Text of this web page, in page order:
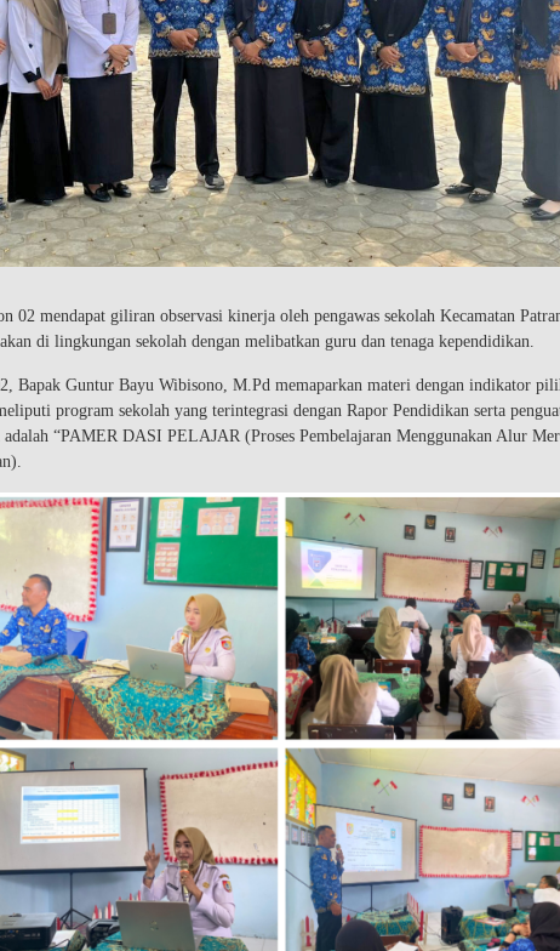
02 mendapat giliran observasi kinerja oleh pengawas sekolah Kecamatan
di lingkungan sekolah dengan melibatkan guru dan tenaga kependidikan.
Bapak Guntur Bayu Wibisono, M.Pd memaparkan materi dengan indikator
program sekolah yang terintegrasi dengan Rapor Pendidikan serta
“PAMER DASI PELAJAR (Proses Pembelajaran Menggunakan Alur